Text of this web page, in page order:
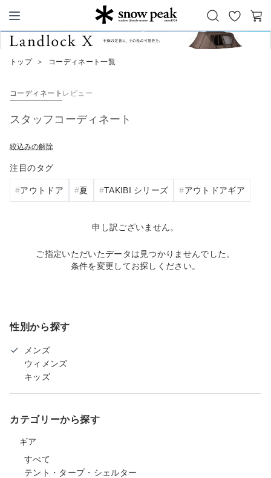
Snow Peak
お
気
カ
トップ ＞ コーディネート一覧
コーディネート レビュー
スタッフコーディネート
絞込みの解除
注目のタグ
アウトドア 夏 TAKIBI シリーズ アウトドアギア
申し訳ございません。
ご指定いただいたデータは見つかりませんでした。
条件を変更してお探しください。
性別から探す
メンズ
ウィメンズ
キッズ
カテゴリーから探す
ギア
すべて
テント・タープ・シェルター